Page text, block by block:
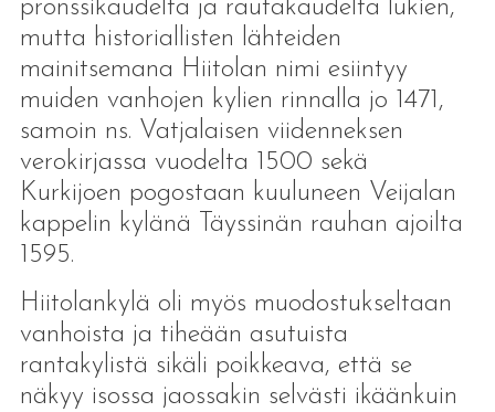
pronssikaudelta ja rautakaudelta lukien,
mutta historiallisten lähteiden
mainitsemana Hiitolan nimi esiintyy
muiden vanhojen kylien rinnalla jo 1471,
samoin ns. Vatjalaisen viidenneksen
verokirjassa vuodelta 1500 sekä
Kurkijoen pogostaan kuuluneen Veijalan
kappelin kylänä Täyssinän rauhan ajoilta
1595.
Hiitolankylä oli myös muodostukseltaan
vanhoista ja tiheään asutuista
rantakylistä sikäli poikkeava, että se
näkyy isossa jaossakin selvästi ikäänkuin